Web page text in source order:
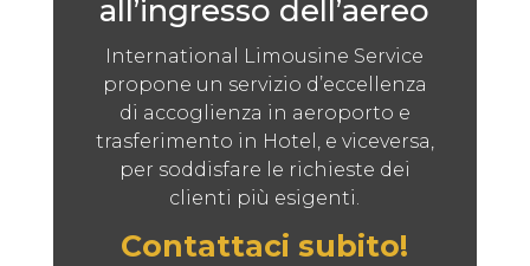
all’ingresso dell’aereo
International Limousine Service
propone un servizio d’eccellenza
di accoglienza in aeroporto e
trasferimento in Hotel, e viceversa,
per soddisfare le richieste dei
clienti più esigenti.
Contattaci subito!